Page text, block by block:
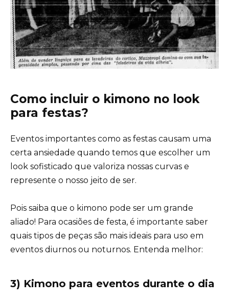
Como incluir o kimono no look
para festas?
Eventos importantes como as festas causam uma
certa ansiedade quando temos que escolher um
look sofisticado que valoriza nossas curvas e
represente o nosso jeito de ser.
Pois saiba que o kimono pode ser um grande
aliado! Para ocasiões de festa, é importante saber
quais tipos de peças são mais ideais para uso em
eventos diurnos ou noturnos. Entenda melhor:
3) Kimono para eventos durante o dia